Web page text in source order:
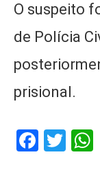
O suspeito
de Polícia
prisional.